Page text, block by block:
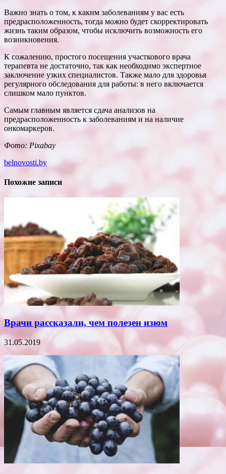
Важно знать о том, к каким заболеваниям у вас есть
предрасположенность, тогда можно будет скорректировать
жизнь таким образом, чтобы исключить возможность его
возникновения.
К сожалению, простого посещения участкового врача
терапевта не достаточно, так как необходимо экспертное
заключение узких специалистов. Также мало для здоровья
регулярного обследования для работы: в него включается
слишком мало пунктов.
Самым главным является сдача анализов на
предрасположенность к заболеваниям и на наличие
онкомаркеров.
Фото: Pixabay
belnovosti.by
Похожие записи
Врачи рассказали, чем полезен изюм
31.05.2019